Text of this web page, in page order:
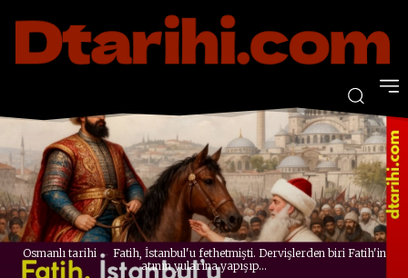
Osmanlı tarihi
Fatih, İstanbul'u fethetmişti. Dervişlerden biri Fatih'in
atının yularına yapışıp...